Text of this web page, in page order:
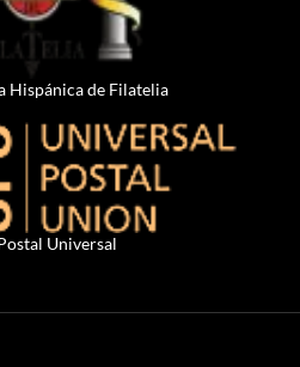
Hispánica de Filatelia
Universal